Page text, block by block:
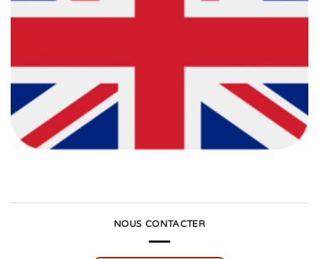
NOUS CONTACTER